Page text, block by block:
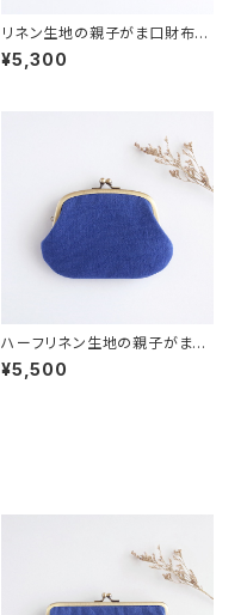
リネン生地の親子がま口財布
ローズピンク
¥5,300
ハーフリネン生地の親子がま口
財布 ブルー
¥5,500